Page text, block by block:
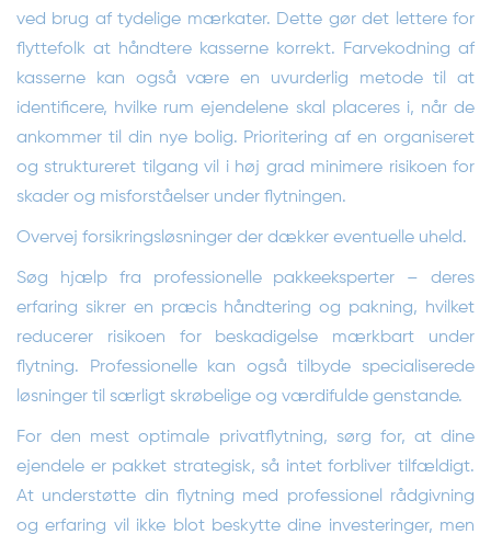
ved brug af tydelige mærkater. Dette gør det lettere for
flyttefolk at håndtere kasserne korrekt. Farvekodning af
kasserne kan også være en uvurderlig metode til at
identificere, hvilke rum ejendelene skal placeres i, når de
ankommer til din nye bolig. Prioritering af en organiseret
og struktureret tilgang vil i høj grad minimere risikoen for
skader og misforståelser under flytningen.
Overvej forsikringsløsninger der dækker eventuelle uheld.
Søg hjælp fra professionelle pakkeeksperter – deres
erfaring sikrer en præcis håndtering og pakning, hvilket
reducerer risikoen for beskadigelse mærkbart under
flytning. Professionelle kan også tilbyde specialiserede
løsninger til særligt skrøbelige og værdifulde genstande.
For den mest optimale privatflytning, sørg for, at dine
ejendele er pakket strategisk, så intet forbliver tilfældigt.
At understøtte din flytning med professionel rådgivning
og erfaring vil ikke blot beskytte dine investeringer, men